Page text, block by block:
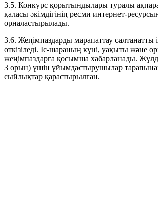
3.5. Конкурс қорытындылары туралы
қаласы әкімдігінің ресми интернет-
орналастырылады.
3.6. Жеңімпаздарды марапаттау салтанатты
өткізіледі. Іс-шараның күні, уақыты және
жеңімпаздарға қосымша хабарланады.
3 орын) үшін ұйымдастырушылар
сыйлықтар қарастырылған.